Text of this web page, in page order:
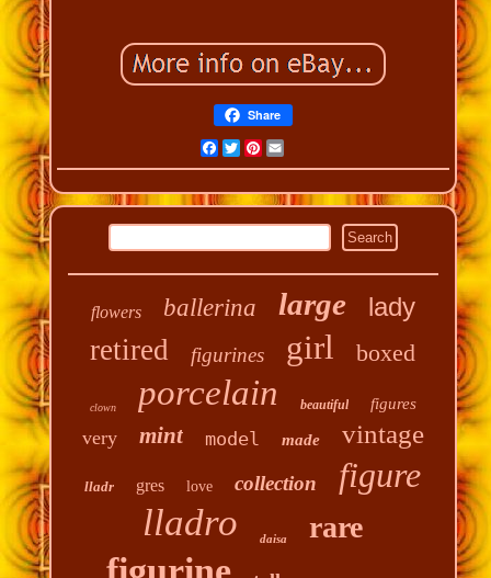
Share
Facebook
Twitter
Pinterest
Email
flowers ballerina large lady
retired figurines girl boxed
clown porcelain beautiful figures
very mint model made vintage
lladr gres love collection figure
lladro daisa rare